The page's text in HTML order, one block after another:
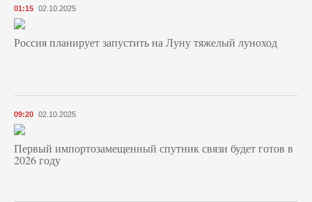
01:15 02.10.2025
Россия планирует запустить на Луну тяжелый луноход
09:20 02.10.2025
Первый импортозамещенный спутник связи будет готов в
2026 году